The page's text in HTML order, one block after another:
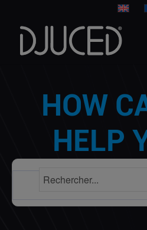
HOW
HELP